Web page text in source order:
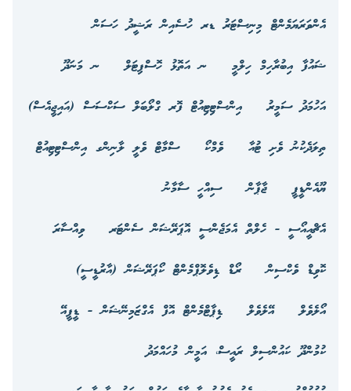
އެންވަރަޔަމެންޓް މިނިސްޓަރު ޑރ ހުސެއިން ރަޝީދު ހަސަން
ޝައުފާ އިބުރާހިމް ހިލްމީ
ނ އަތޮޅު ހޮސްޕިޓަލް
ނ މަނަދޫ
އަހުމަދު ސަމީރު
އިންސްޓިޓިއުޓް ފޮރ ގްލޯބަލް ސަކްސަސް (އައިޖީއެސް)
ތިލަދެކުނު ވެށި ޓުއާ
ވެމްކޯ
ސްމާޓް ވެލީ ލާނިންގ އިންސްޓިޓިއުޓް
ޔޫއެންޑީޕީ
ޖާޕާން
ސިއްހީ ސާމާނު
އެޗްއީއޯސީ - ހެލްތް އެމަޖެންސީ އޮޕަރޭޝަން ސެންޓަރ
ވިއްސާރަ
ކޮވިޑް ވެކްސިން
ރޯޑް ޑިވެލޮޕްމެންޓް ކޯޕަރޭޝަން (އާރުޑީސީ)
އޯލެވެލް
އޭލެވެލް
ޑިޕާޓްމެންޓް އޮފް އެގްޒަމިނޭޝަން - ޑީޕީއޭ
ކުމުންދޫ ކައުންސިލް ރައީސް، އަމީން މުހައްމަދު